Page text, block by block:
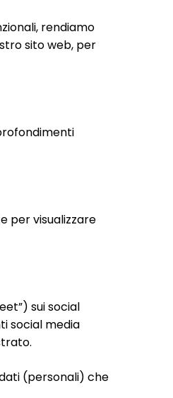
rendiamo
sito web, per
per visualizzare
sui social
social media
(personali) che